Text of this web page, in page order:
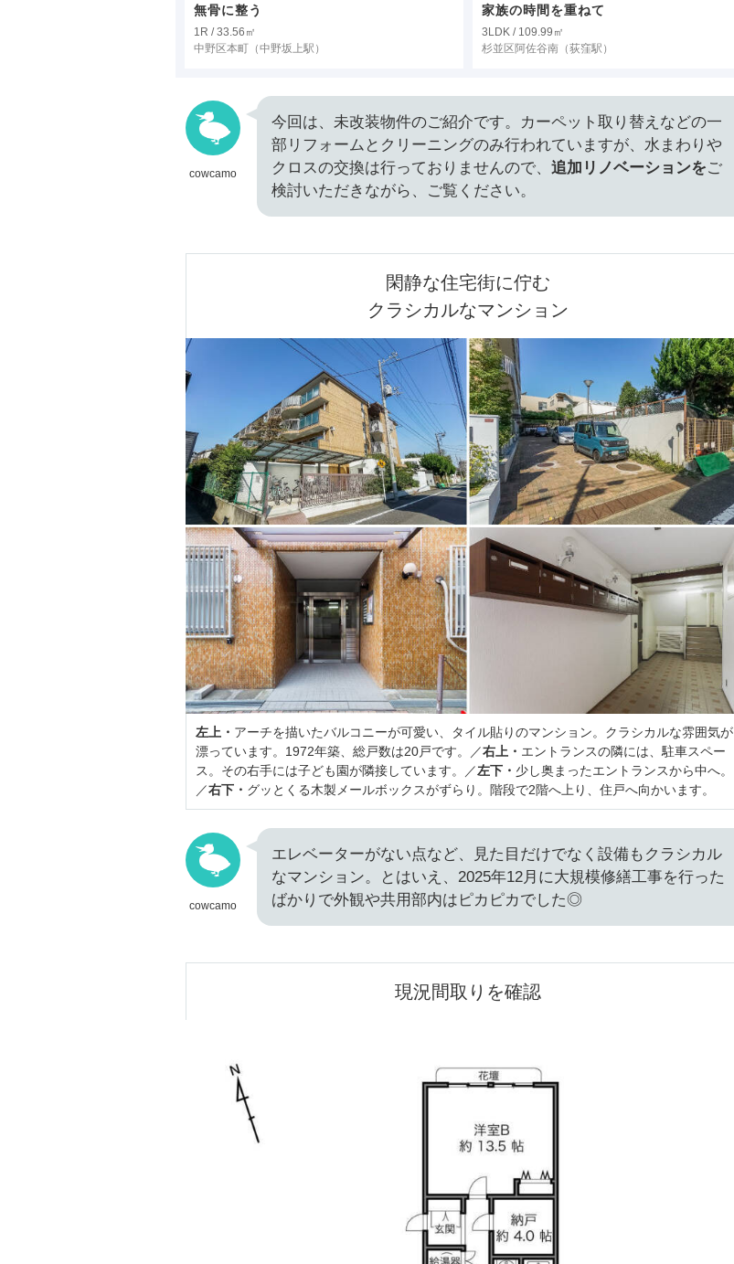
無骨に整う
1R / 33.56㎡
中野区本町 （中野坂上駅）
家族の時間を重ねて
3LDK / 109.99㎡
杉並区阿佐谷南 （荻窪駅）
cowcamo
今回は、未改装物件のご紹介です。カーペット取り替えなどの一
部リフォームとクリーニングのみ行われていますが、水まわりや
クロスの交換は行っておりませんので、 追加リノベーションをご
検討いただきながら、ご覧ください。
閑静な住宅街に佇む
クラシカルなマンション
左上・ アーチを描いたバルコニーが可愛い、タイル貼りのマンション。クラシカルな雰囲気が
漂っています。1972年築、総戸数は20戸です。／右上・ エントランスの隣には、駐車スペー
ス。その右手には子ども園が隣接しています。／左下・ 少し奥まったエントランスから中へ。
／右下・ グッとくる木製メールボックスがずらり。階段で2階へ上り、住戸へ向かいます。
cowcamo
エレベーターがない点など、見た目だけでなく設備もクラシカル
なマンション。とはいえ、2025年12月に大規模修繕工事を行った
ばかりで外観や共用部内はピカピカでした◎
現況間取りを確認